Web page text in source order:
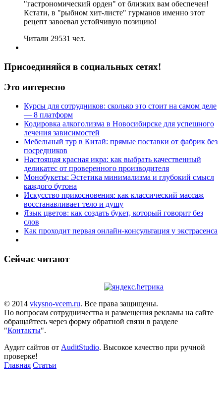
"гастрономический орден" от близких вам обеспечен!
Кстати, в "рыбном хит-листе" гурманов именно этот
рецепт завоевал устойчивую позицию!
Читали 29531 чел.
Присоединяйся в социальных сетях!
Это интересно
Курсы для сотрудников: сколько это стоит на самом деле
— 8 платформ
Кодировка алкоголизма в Новосибирске для успешного
лечения зависимостей
Мебельный тур в Китай: прямые поставки от фабрик без
посредников
Настоящая красная икра: как выбрать качественный
деликатес от проверенного производителя
Монобукеты: Эстетика минимализма и глубокий смысл
каждого бутона
Искусство прикосновения: как классический массаж
восстанавливает тело и душу
Язык цветов: как создать букет, который говорит без
слов
Как проходит первая онлайн-консультация у экстрасенса
Сейчас читают
© 2014 vkysno-vcem.ru. Все права защищены.
По вопросам сотрудничества и размещения рекламы на сайте
обращайтесь через форму обратной связи в разделе
"Контакты".
Аудит сайтов от AuditStudio. Высокое качество при ручной
проверке!
Главная Статьи